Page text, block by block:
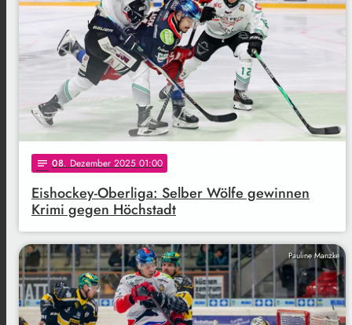
notes 08. Dezember 2025 01:00
Eishockey-Oberliga: Selber Wölfe gewinnen
Krimi gegen Höchstadt
Pauline Manzke